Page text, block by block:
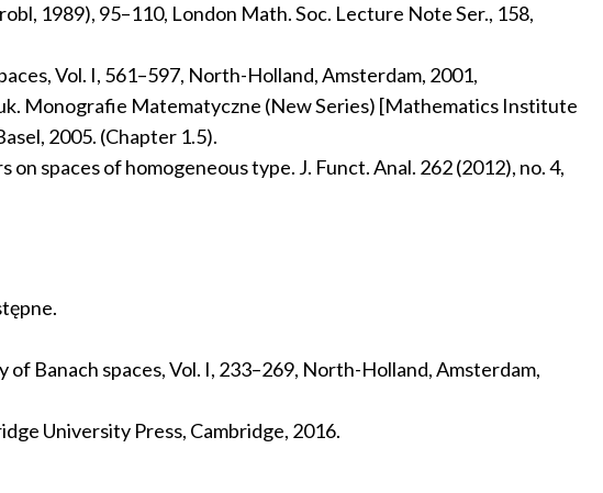
1989), 95–110, London Math. Soc. Lecture Note Ser., 158,
Vol. I, 561–597, North-Holland, Amsterdam, 2001,
Monografie Matematyczne (New Series) [Mathematics Institute
2005. (Chapter 1.5).
spaces of homogeneous type. J. Funct. Anal. 262 (2012), no. 4,
Banach spaces, Vol. I, 233–269, North-Holland, Amsterdam,
University Press, Cambridge, 2016.